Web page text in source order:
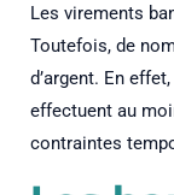
Les virements
Toutefois, de
d’argent. En
effectuent au
contraintes